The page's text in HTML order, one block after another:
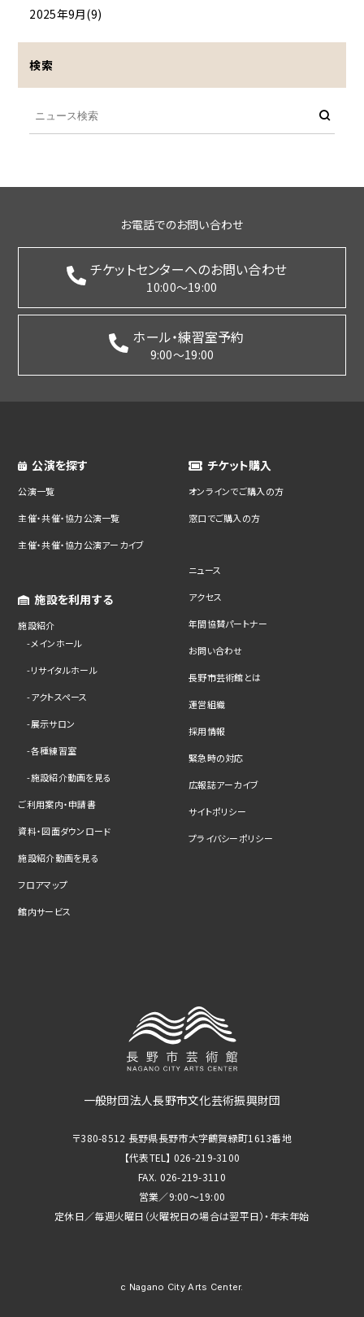
2025年9月(9)
検索
お電話でのお問い合わせ
チケットセンターへのお問い合わせ
10:00～19:00
ホール・練習室予約
9:00～19:00
公演を探す
公演一覧
主催・共催・協力公演一覧
主催・共催・協力公演アーカイブ
施設を利用する
施設紹介
メインホール
リサイタルホール
アクトスペース
展示サロン
各種練習室
施設紹介動画を見る
ご利用案内・申請書
資料・図面ダウンロード
施設紹介動画を見る
フロアマップ
館内サービス
チケット購入
オンラインでご購入の方
窓口でご購入の方
ニュース
アクセス
年間協賛パートナー
お問い合わせ
長野市芸術館とは
運営組織
採用情報
緊急時の対応
広報誌アーカイブ
サイトポリシー
プライバシーポリシー
一般財団法人長野市文化芸術振興財団
〒380-8512 長野県長野市大字鶴賀緑町1613番地
【代表TEL】 026-219-3100
FAX. 026-219-3110
営業／9:00～19:00
定休日／毎週火曜日（火曜祝日の場合は翌平日）・年末年始
c Nagano City Arts Center.